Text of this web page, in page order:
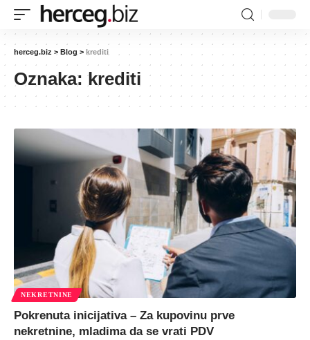
herceg.biz > Blog > krediti
Oznaka:krediti
NEKRETNINE
Pokrenuta inicijativa – Za kupovinu prve
nekretnine, mladima da se vrati PDV